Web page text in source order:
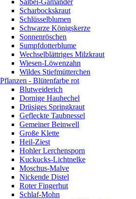
Salbei-Gamander
Scharbockskraut
Schlüsselblumen
Schwarze Königskerze
Sonnenröschen
Sumpfdotterblume
Wechselblättriges Milzkraut
Wiesen-Löwenzahn
Wildes Stiefmütterchen
Pflanzen - Blütenfarbe rot
Blutweiderich
Dornige Hauhechel
Drüsiges Springkraut
Gefleckte Taubnessel
Gemeiner Beinwell
Große Klette
Heil-Ziest
Hohler Lerchensporn
Kuckucks-Lichtnelke
Moschus-Malve
Nickende Distel
Roter Fingerhut
Schlaf-Mohn